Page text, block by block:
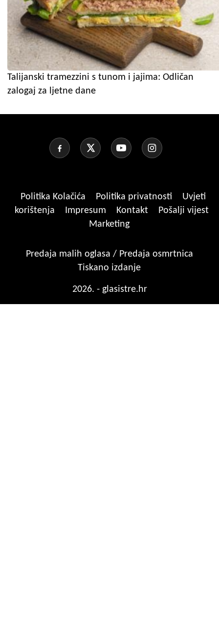
Talijanski tramezzini s tunom i jajima: Odličan
zalogaj za ljetne dane
Politika Kolačića Politika privatnosti
Uvjeti
korištenja
Impresum Kontakt
Pošalji vijest
Marketing
Predaja malih oglasa / Predaja osmrtnica
Tiskano izdanje
2026. - glasistre.hr